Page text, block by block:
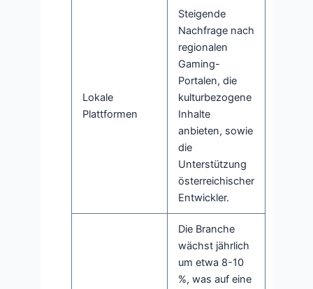
Lokale
Plattformen
Steigende
Nachfrage nach
regionalen
Gaming-
Portalen, die
kulturbezogene
Inhalte
anbieten, sowie
die
Unterstützung
österreichischer
Entwickler.
Die Branche
wächst jährlich
um etwa 8-10
%, was auf eine